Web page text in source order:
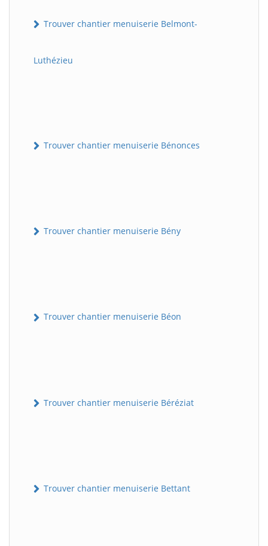
Trouver chantier menuiserie Belmont-
Luthézieu
Trouver chantier menuiserie Bénonces
Trouver chantier menuiserie Bény
Trouver chantier menuiserie Béon
Trouver chantier menuiserie Béréziat
Trouver chantier menuiserie Bettant